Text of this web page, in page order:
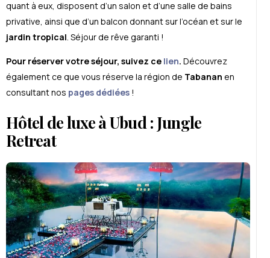
quant à eux, disposent d’un salon et d’une salle de bains
privative, ainsi que d’un balcon donnant sur l’océan et sur le
jardin tropical. Séjour de rêve garanti !
Pour réserver votre séjour, suivez ce lien. Découvrez
également ce que vous réserve la région de Tabanan en
consultant nos pages dédiées !
Hôtel de luxe à Ubud : Jungle
Retreat